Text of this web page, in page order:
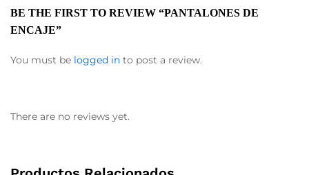
BE THE FIRST TO REVIEW “PANTALONES DE
ENCAJE”
You must be logged in to post a review.
There are no reviews yet.